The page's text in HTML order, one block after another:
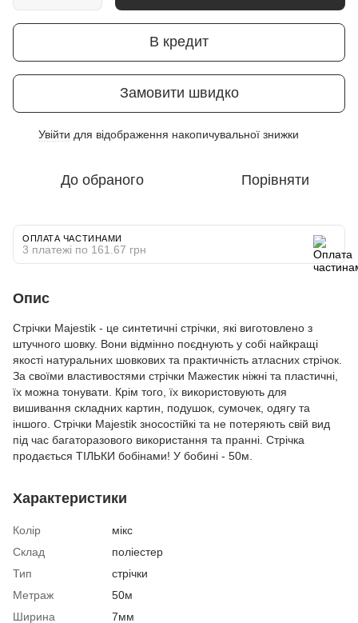
В кредит
Замовити швидко
Увійти для відображення накопичувальної знижки
До обраного Порівняти
ОПЛАТА ЧАСТИНАМИ
3 платежі по 161.67 грн
Опис
Стрічки Majestik - це синтетичні стрічки, які виготовлено з
штучного шовку. Вони відмінно поєднують у собі найкращі
якості натуральних шовкових та практичність атласних стрічок.
За своїми властивостями стрічки Мажестик ніжні та пластичні,
їх можна тонувати. Крім того, їх використовують для
вишивання складних картин, подушок, сумочек, одягу та
іншого. Стрічки Majestik зносостійкі та не потеряють свій вид
під час багаторазового використання та пранні. Стрічка
продається ТІЛЬКИ бобінами! У бобині - 50м.
Характеристики
Колір
мікс
Склад
поліестер
Тип
стрічки
Метраж
50м
Ширина
7мм